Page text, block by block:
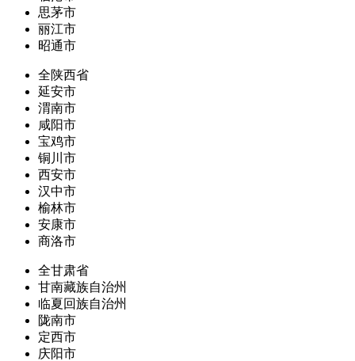
思茅市
丽江市
昭通市
全陕西省
延安市
渭南市
咸阳市
宝鸡市
铜川市
西安市
汉中市
榆林市
安康市
商洛市
全甘肃省
甘南藏族自治州
临夏回族自治州
陇南市
定西市
庆阳市